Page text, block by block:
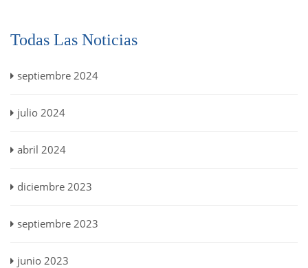
Todas Las Noticias
septiembre 2024
julio 2024
abril 2024
diciembre 2023
septiembre 2023
junio 2023